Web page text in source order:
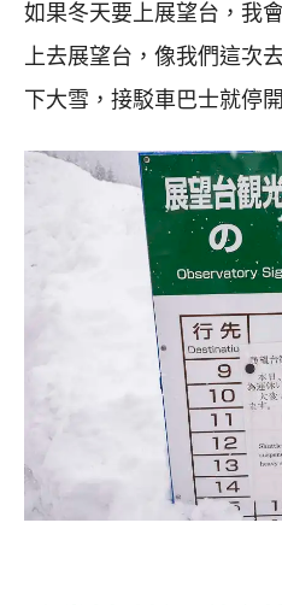
如果冬天要上展望台，我
上去展望台，像我們這次
下大雪，接駁車巴士就停